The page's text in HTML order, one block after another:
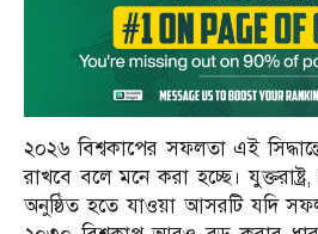
২০২৬ বিশ্বকাপের সফলতা এই
রাখবে বলে মনে করা হচ্ছে।
অনুষ্ঠিত হতে যাওয়া আসরটি যদি